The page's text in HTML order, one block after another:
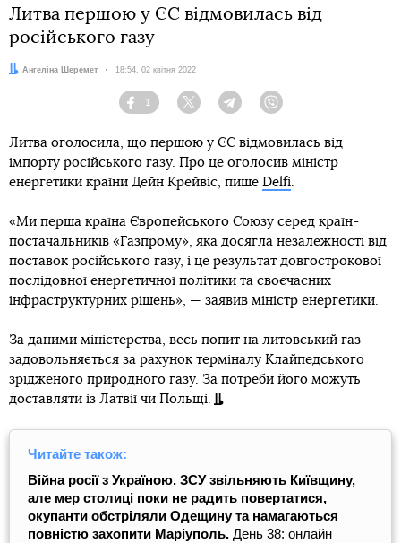
Литва першою у ЄС відмовилась від
російського газу
Автор:
Ангеліна Шеремет Дата:
18:54, 02 квітня 2022
Facebook
1
Twitter TelegramViber
Литва оголосила, що першою у ЄС відмовилась від
імпорту російського газу. Про це оголосив міністр
енергетики країни Дейн Крейвіс, пише Delfi.
«Ми перша країна Європейського Союзу серед країн-
постачальників «Газпрому», яка досягла незалежності від
поставок російського газу, і це результат довгострокової
послідовної енергетичної політики та своєчасних
інфраструктурних рішень», — заявив міністр енергетики.
За даними міністерства, весь попит на литовський газ
задовольняється за рахунок терміналу Клайпедського
зрідженого природного газу. За потреби його можуть
доставляти із Латвії чи Польщі.
Читайте також:
Війна росії з Україною. ЗСУ звільняють Київщину,
але мер столиці поки не радить повертатися,
окупанти обстріляли Одещину та намагаються
повністю захопити Маріуполь. День 38: онлайн